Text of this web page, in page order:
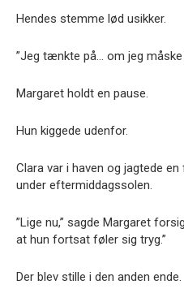
Hendes stemme lød usikker.
”Jeg tænkte på… om jeg måske
Margaret holdt en pause.
Hun kiggede udenfor.
Clara var i haven og jagtede
under eftermiddagssolen.
”Lige nu,” sagde Margaret
at hun fortsat føler sig tryg.”
Der blev stille i den anden ende.